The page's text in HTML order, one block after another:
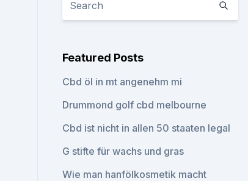
Featured Posts
Cbd öl in mt angenehm mi
Drummond golf cbd melbourne
Cbd ist nicht in allen 50 staaten legal
G stifte für wachs und gras
Wie man hanfölkosmetik macht